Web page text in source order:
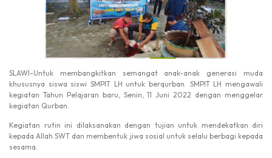
SLAWI-Untuk membangkitkan semangat anak-anak generasi muda
khususnya siswa siswi SMPIT LH untuk berqurban. SMPIT LH mengawali
kegiatan Tahun Pelajaran baru, Senin, 11 Juni 2022 dengan menggelar
kegiatan Qurban.
Kegiatan rutin ini dilaksanakan dengan tujian untuk mendekatkan diri
kepada Allah SWT dan membentuk jiwa sosial untuk selalu berbagi kepada
sesama.